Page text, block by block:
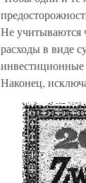
Не учитываются
расходы в виде
инвестиционные
Наконец,